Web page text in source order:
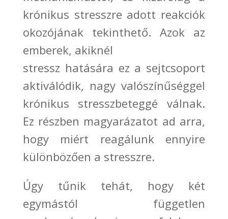
krónikus stresszre adott reakciók
okozójának tekinthető. Azok az
emberek, akiknél
stressz hatására ez a sejtcsoport
aktiválódik, nagy valószínűséggel
krónikus stresszbeteggéválnak.
Ez részben magyarázatot ad arra,
hogy miért reagálunk ennyire
különbözően a stresszre.
Úgy tűnik tehát, hogy két
egymástól független